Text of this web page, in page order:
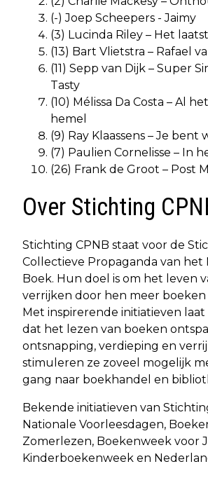
(-) Joep Scheepers - Jaimy
(3) Lucinda Riley – Het
(13) Bart Vlietstra – Rafael
(11) Sepp van Dijk – Super
Tasty
(10) Mélissa Da Costa – Al
hemel
(9) Ray Klaassens – Je bent
(7) Paulien Cornelisse – In
(26) Frank de Groot – Post
Over Stichting
Stichting CPNB staat voor de
Collectieve Propaganda van het
Boek. Hun doel is om het leven
verrijken door hen meer
Met inspirerende initiatieven laat
dat het lezen van boeken
ontsnapping, verdieping en
stimuleren ze zoveel mogelijk
gang naar boekhandel en
Bekende initiatieven van
Nationale Voorleesdagen,
Zomerlezen, Boekenweek voor
Kinderboekenweek en